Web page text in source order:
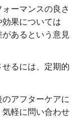
ーマンスの良さ
果については
あるという意見
るには、定期的
アフターケアに
軽に問い合わせ